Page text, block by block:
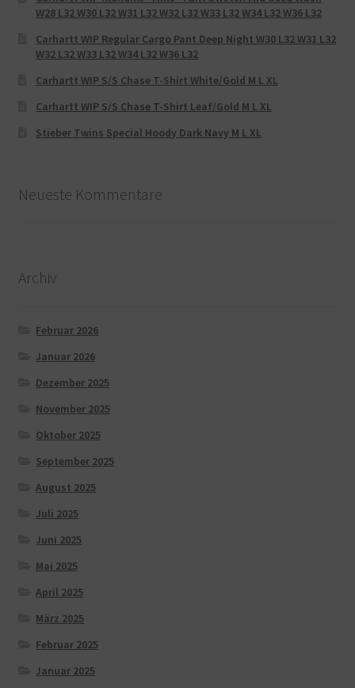
W28 L32 W30 L32 W31 L32 W32 L32 W33 L32 W34 L32 W36 L32
Carhartt WIP Regular Cargo Pant Deep Night W30 L32 W31 L32
W32 L32 W33 L32 W34 L32 W36 L32
Carhartt WIP S/S Chase T-Shirt White/Gold M L XL
Carhartt WIP S/S Chase T-Shirt Leaf/Gold M L XL
Stieber Twins Special Hoody Dark Navy M L XL
Neueste Kommentare
Archiv
Februar 2026
Januar 2026
Dezember 2025
November 2025
Oktober 2025
September 2025
August 2025
Juli 2025
Juni 2025
Mai 2025
April 2025
März 2025
Februar 2025
Januar 2025